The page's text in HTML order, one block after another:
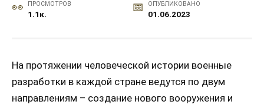
ПРОСМОТРОВ
1.1к.
ОПУБЛИКОВАНО
01.06.2023
На протяжении человеческой истории военные
разработки в каждой стране ведутся по двум
направлениям – создание нового вооружения и